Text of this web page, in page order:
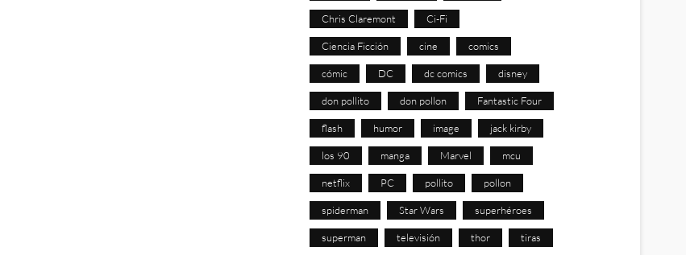
Chris Claremont Ci-Fi
Ciencia Ficción cine comics
cómic DC dc comics disney
don pollito don pollon Fantastic Four
flash humor image jack kirby
los 90 manga Marvel mcu
netflix PC pollito pollon
spiderman Star Wars superhéroes
superman televisión thor tiras